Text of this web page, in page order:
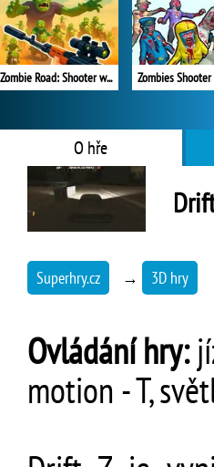
Zombie Road: Shooter with Destruction Zombies
O hře
Superhry.cz → 3D hry
Ovládání hry:
motion - T,